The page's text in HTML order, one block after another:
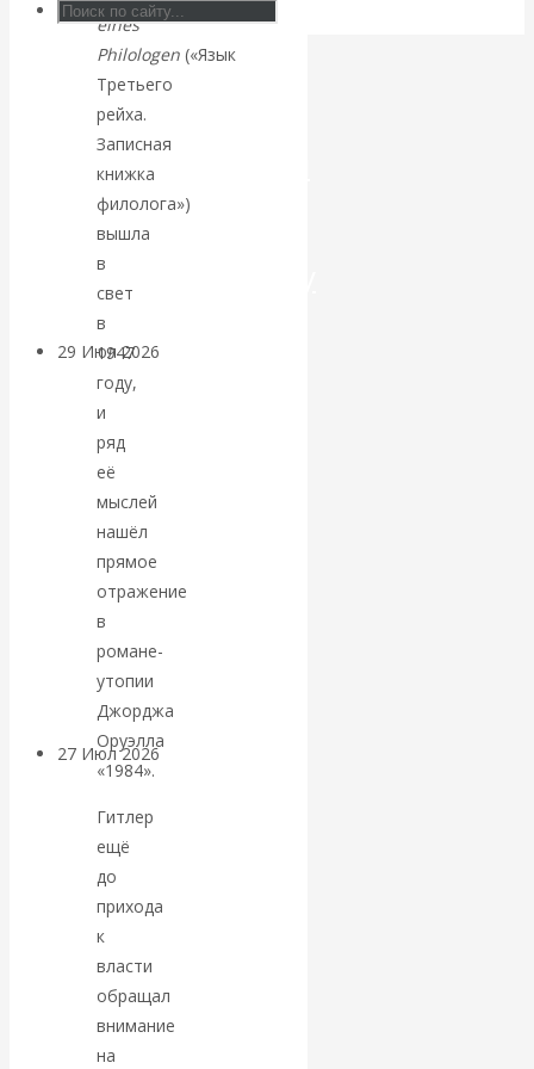
Искусственный
интеллект —
революционный
переход к
посткапитализму
29 Июл 2026
финансовая олигархия
Валентин
Катасонов.
«Мировые
ростовщики»:
вчера и сегодня
27 Июл 2026Мировая
валютная система
Валентин
КАтасонов.
«МЕТОД
ОТМЫВАНИЯ
eines
Philologen («Язык
Третьего
рейха.
Записная
книжка
филолога»)
вышла
в
свет
в
1947
году,
и
ряд
её
мыслей
нашёл
прямое
отражение
в
романе-
утопии
Джорджа
Оруэлла
«1984».
Гитлер
ещё
до
прихода
к
власти
обращал
внимание
на